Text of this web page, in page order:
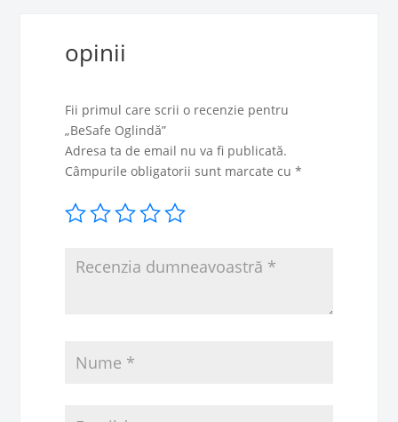
opinii
Fii primul care scrii o recenzie pentru
„BeSafe Oglindă”
Adresa ta de email nu va fi publicată.
Câmpurile obligatorii sunt marcate cu*